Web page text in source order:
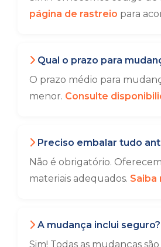
página de rastreio para
Qual o prazo para
O prazo médio para
menor. Consulte
Preciso embalar tudo
Não é obrigatório.
materiais adequados. Saiba
A mudança inclui seguro?
Sim! Todas as mudanças